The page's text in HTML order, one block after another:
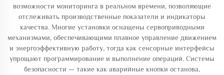
возможности мониторинга в реальном времени, позволяющие
отслеживать производственные показатели и индикаторы
качества. Многие установки оснащены сервоприводными
механизмами, обеспечивающими плавное управление движением
и энергоэффективную работу, тогда как сенсорные интерфейсы
упрощают программирование и выполнение операций. Системы
безопасности — такие как аварийные кнопки останова,